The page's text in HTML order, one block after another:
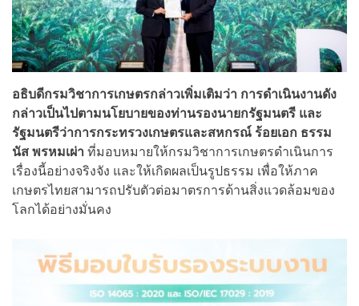
อธิบดีกรมวิชาการเกษตรกล่าวเพิ่มเติมว่า การดำเนินงานดัง
กล่าวเป็นไปตามนโยบายของท่านรองนายกรัฐมนตรี และ
รัฐมนตรีว่าการกระทรวงเกษตรและสหกรณ์ ร้อยเอก ธรรม
นัส พรหมเผ่า ที่มอบหมายให้กรมวิชาการเกษตรดำเนินการ
เรื่องนี้อย่างจริงจัง และให้เกิดผลเป็นรูปธรรม เพื่อให้ภาค
เกษตรไทยสามารถปรับตัวต่อมาตรการด้านสิ่งแวดล้อมของ
โลกได้อย่างมั่นคง